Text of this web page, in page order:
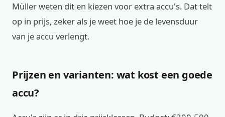
Müller weten dit en kiezen voor extra accu's. Dat telt
op in prijs, zeker als je weet hoe je de levensduur
van je accu verlengt.
Prijzen en varianten: wat kost een goede
accu?